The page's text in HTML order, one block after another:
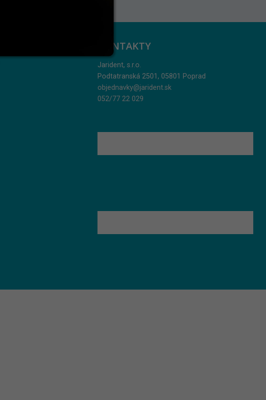
KONTAKTY
Jarident, s.r.o.
Podtatranská 2501, 05801 Poprad
objednavky@jarident.sk
052/77 22 029